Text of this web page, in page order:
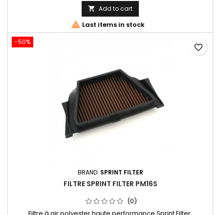
 Add to cart
 Last items in stock
-50%
BRAND: SPRINT FILTER
FILTRE SPRINT FILTER PM16S
(0)
favorite_border